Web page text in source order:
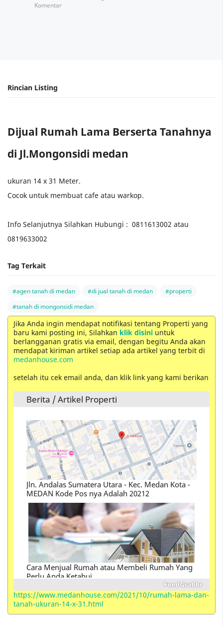
Komentar
Dijual Rumah Lama Berserta Tanahnya
di Jl.Mongonsidi medan
ukuran 14 x 31 Meter.
Cocok untuk membuat cafe atau warkop.
Info Selanjutnya Silahkan Hubungi : 0811613002 atau
0819633002
Tag Terkait
#agen tanah di medan #di jual tanah di medan
#properti
#tanah di mongonsidi medan
Jika Anda ingin mendapat notifikasi tentang Properti yang
baru kami posting ini, Silahkan klik disini untuk
berlangganan gratis via email, dengan begitu Anda akan
mendapat kiriman artikel setiap ada artikel yang terbit di
medanhouse.com
setelah itu cek email anda, dan klik link yang kami berikan
Berita / Artikel Properti
Jln. Andalas Sumatera Utara - Kec. Medan Kota -
MEDAN Kode Pos nya Adalah 20212
Cara Menjual Rumah atau Membeli Rumah Yang
Perlu Anda Ketahui
Perbedaan Istilah Kondotel , Hotel, Hostel ,
Motel, Losmen, Homestay, Resort, Guest House,
Villa, Suite, Inn dan Serviced Apartements
https://www.medanhouse.com/2021/10/rumah-lama-dan-
tanah-ukuran-14-x-31.html